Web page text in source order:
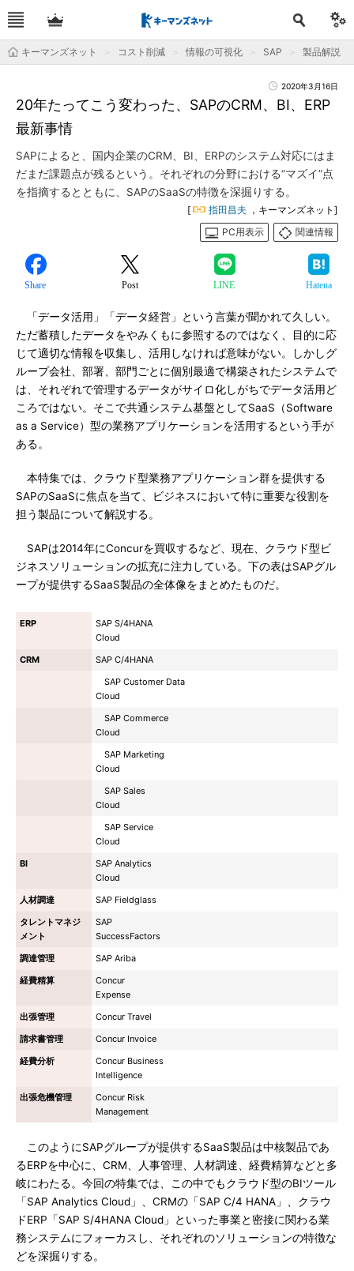
キーマンズネット コスト削減 情報の可視化 SAP 製品解説
2020年3月16日
20年たってこう変わった、SAPのCRM、BI、ERP
最新事情
SAPによると、国内企業のCRM、BI、ERPのシステム対応にはま
だまだ課題点が残るという。それぞれの分野における“マズイ”点
を指摘するとともに、SAPのSaaSの特徴を深掘りする。
[ 指田昌夫 ，キーマンズネット]
PC用表示
関連情報
Share Post LINE Hatena
「データ活用」「データ経営」という言葉が聞かれて久しい。
ただ蓄積したデータをやみくもに参照するのではなく、目的に応
じて適切な情報を収集し、活用しなければ意味がない。しかしグ
ループ会社、部署、部門ごとに個別最適で構築されたシステムで
は、それぞれで管理するデータがサイロ化しがちでデータ活用ど
ころではない。そこで共通システム基盤としてSaaS（Software
as a Service）型の業務アプリケーションを活用するという手が
ある。
本特集では、クラウド型業務アプリケーション群を提供する
SAPのSaaSに焦点を当て、ビジネスにおいて特に重要な役割を
担う製品について解説する。
SAPは2014年にConcurを買収するなど、現在、クラウド型ビ
ジネスソリューションの拡充に注力している。下の表はSAPグル
ープが提供するSaaS製品の全体像をまとめたものだ。
ERP
SAP S/4HANA
Cloud
CRM
SAP C/4HANA
SAP Customer Data
Cloud
SAP Commerce
Cloud
SAP Marketing
Cloud
SAP Sales
Cloud
SAP Service
Cloud
BI
SAP Analytics
Cloud
人材調達
SAP Fieldglass
タレントマネジ
メント
SAP
SuccessFactors
調達管理
SAP Ariba
経費精算
Concur
Expense
出張管理
Concur Travel
請求書管理
Concur Invoice
経費分析
Concur Business
Intelligence
出張危機管理
Concur Risk
Management
このようにSAPグループが提供するSaaS製品は中核製品であ
るERPを中心に、CRM、人事管理、人材調達、経費精算などと多
岐にわたる。今回の特集では、この中でもクラウド型のBIツール
「SAP Analytics Cloud」、CRMの「SAP C/4 HANA」、クラウ
ドERP「SAP S/4HANA Cloud」といった事業と密接に関わる業
務システムにフォーカスし、それぞれのソリューションの特徴な
どを深掘りする。